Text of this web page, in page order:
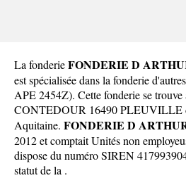
La fonderieFONDERIE D
est spécialisée dans la fonderie
APE 2454Z). Cette fonderie se
CONTEDOUR 16490 PLEUVILLE
Aquitaine. FONDERIE D
2012 et comptait Unités non
dispose du numéro SIREN
statut de la .